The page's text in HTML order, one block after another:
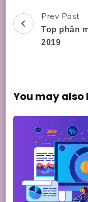
Post
Navigation
Prev Post
Top phần
2019
You may also